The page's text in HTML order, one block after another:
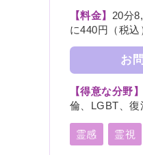
【料金】 20分
に440円（税込
お
【得意な分野
倫、LGBT、復
係、人生相談
来、育児、介
霊感 霊視